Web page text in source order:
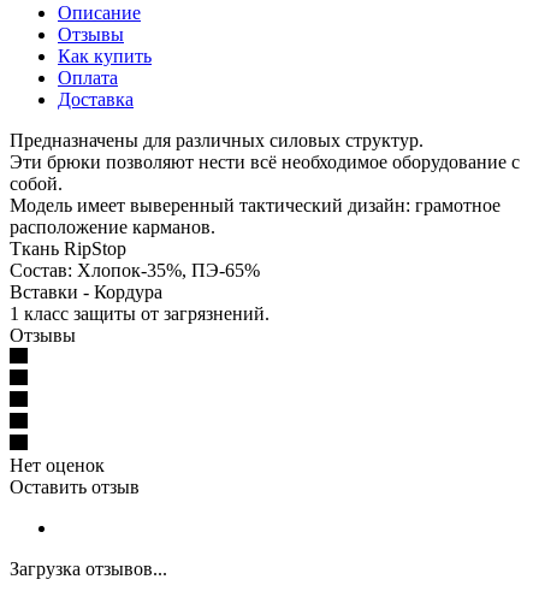
Описание
Отзывы
Как купить
Оплата
Доставка
Предназначены для различных силовых структур.
Эти брюки позволяют нести всё необходимое оборудование с
собой.
Модель имеет выверенный тактический дизайн: грамотное
расположение карманов.
Ткань RipStop
Состав: Хлопок-35%, ПЭ-65%
Вставки - Кордура
1 класс защиты от загрязнений.
Отзывы
Нет оценок
Оставить отзыв
Загрузка отзывов...